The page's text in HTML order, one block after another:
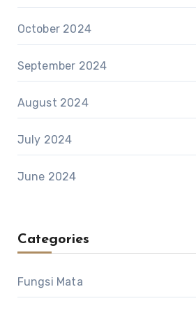
October 2024
September 2024
August 2024
July 2024
June 2024
Categories
Fungsi Mata